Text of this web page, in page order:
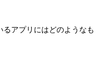
アプリにはどのようなも